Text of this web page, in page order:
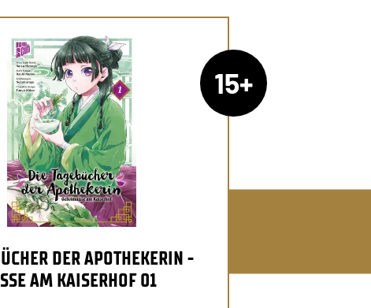
15+
DER APOTHEKERIN -
AM KAISERHOF 01